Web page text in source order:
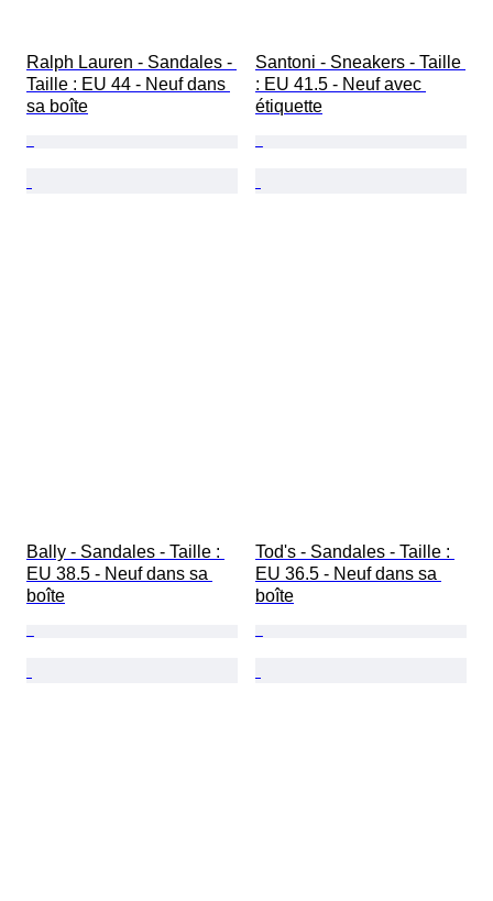
Ralph Lauren - Sandales -
Taille : EU 44 - Neuf dans
sa boîte
Santoni - Sneakers - Taille
: EU 41.5 - Neuf avec
étiquette
Bally - Sandales - Taille :
EU 38.5 - Neuf dans sa
boîte
Tod's - Sandales - Taille :
EU 36.5 - Neuf dans sa
boîte